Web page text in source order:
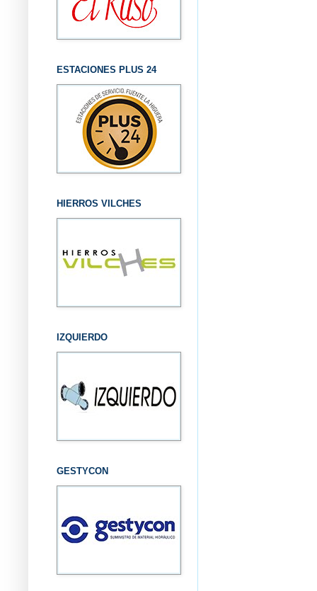
ESTACIONES PLUS 24
HIERROS VILCHES
IZQUIERDO
GESTYCON